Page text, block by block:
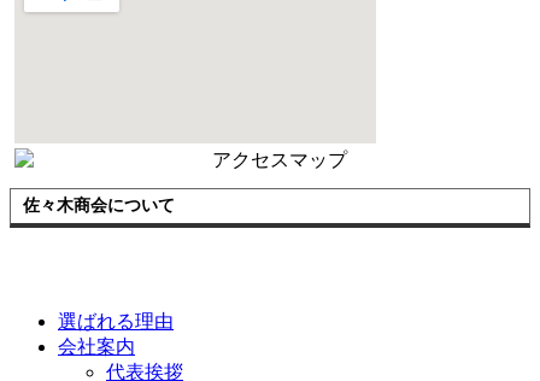
佐々木商会について
選ばれる理由
会社案内
代表挨拶